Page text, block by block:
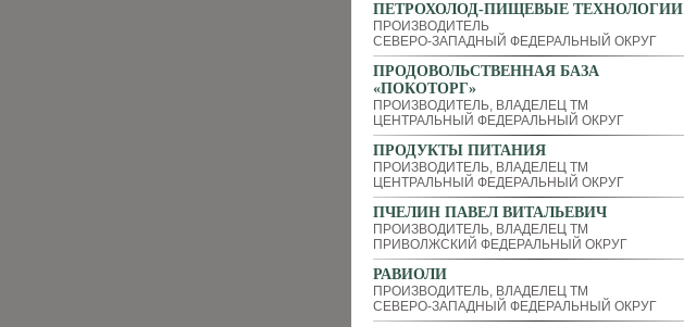
ПЕТРОХОЛОД-ПИЩЕВЫЕ ТЕХНОЛОГИИ
ПРОИЗВОДИТЕЛЬ
СЕВЕРО-ЗАПАДНЫЙ ФЕДЕРАЛЬНЫЙ ОКРУГ
ПРОДОВОЛЬСТВЕННАЯ БАЗА
«ПОКОТОРГ»
ПРОИЗВОДИТЕЛЬ, ВЛАДЕЛЕЦ ТМ
ЦЕНТРАЛЬНЫЙ ФЕДЕРАЛЬНЫЙ ОКРУГ
ПРОДУКТЫ ПИТАНИЯ
ПРОИЗВОДИТЕЛЬ, ВЛАДЕЛЕЦ ТМ
ЦЕНТРАЛЬНЫЙ ФЕДЕРАЛЬНЫЙ ОКРУГ
ПЧЕЛИН ПАВЕЛ ВИТАЛЬЕВИЧ
ПРОИЗВОДИТЕЛЬ, ВЛАДЕЛЕЦ ТМ
ПРИВОЛЖСКИЙ ФЕДЕРАЛЬНЫЙ ОКРУГ
РАВИОЛИ
ПРОИЗВОДИТЕЛЬ, ВЛАДЕЛЕЦ ТМ
СЕВЕРО-ЗАПАДНЫЙ ФЕДЕРАЛЬНЫЙ ОКРУГ